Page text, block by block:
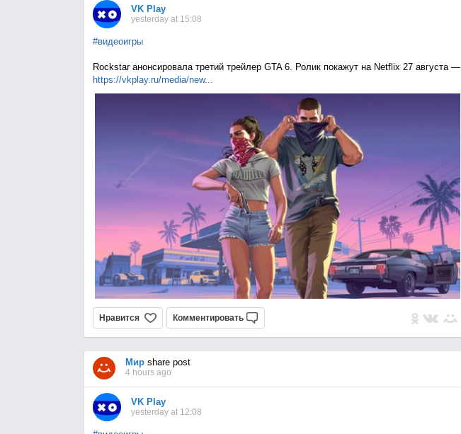
VK Play
yesterday at 15:08
#видеоигры
Rockstar анонсировала третий трейлер GTA 6. Ролик покажут на Netflix 27 августа —
https://vkplay.ru/media/new...
Нравится Комментировать
Мирshare post
4 hours ago
VK Play
yesterday at 12:08